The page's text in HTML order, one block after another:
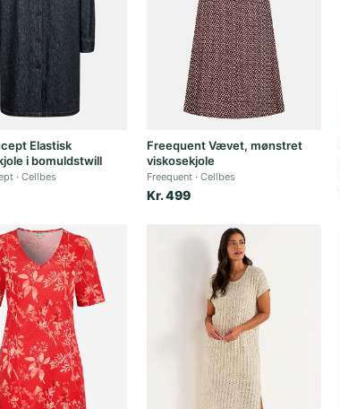
Elastisk
i bomuldstwill
Cellbes
Freequent Vævet, mønstret
viskosekjole
Freequent Cellbes
Kr. 499